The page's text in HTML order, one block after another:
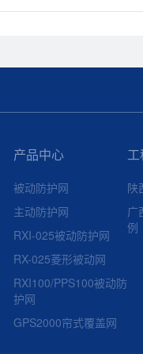
产品中心
被动防护网
主动防护网
RXI-025被动防护网
RX-025菱形被动网
RXI100/PPS100被动防
护网
GPS2000帘式覆盖网
陕
广
例